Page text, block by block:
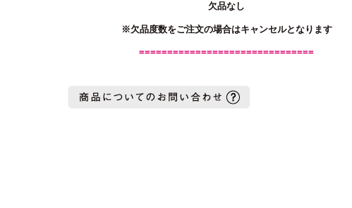
欠品なし
※欠品度数をご注文の場合はキャンセルとなります
===============================